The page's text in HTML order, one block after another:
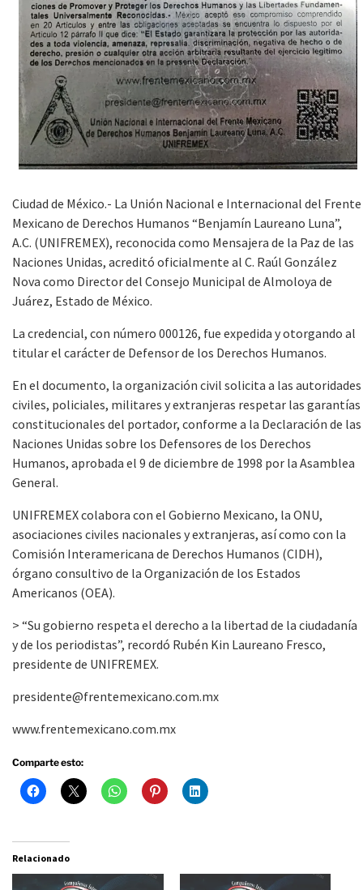
Ciudad de México.- La Unión Nacional e Internacional del Frente
Mexicano de Derechos Humanos “Benjamín Laureano Luna”,
A.C. (UNIFREMEX), reconocida como Mensajera de la Paz de las
Naciones Unidas, acreditó oficialmente al C. Raúl González
Nova como Director del Consejo Municipal de Almoloya de
Juárez, Estado de México.
La credencial, con número 000126, fue expedida y otorgando al
titular el carácter de Defensor de los Derechos Humanos.
En el documento, la organización civil solicita a las autoridades
civiles, policiales, militares y extranjeras respetar las garantías
constitucionales del portador, conforme a la Declaración de las
Naciones Unidas sobre los Defensores de los Derechos
Humanos, aprobada el 9 de diciembre de 1998 por la Asamblea
General.
UNIFREMEX colabora con el Gobierno Mexicano, la ONU,
asociaciones civiles nacionales y extranjeras, así como con la
Comisión Interamericana de Derechos Humanos (CIDH),
órgano consultivo de la Organización de los Estados
Americanos (OEA).
> “Su gobierno respeta el derecho a la libertad de la ciudadanía
y de los periodistas”, recordó Rubén Kin Laureano Fresco,
presidente de UNIFREMEX.
presidente@frentemexicano.com.mx
www.frentemexicano.com.mx
Comparte esto:
Relacionado